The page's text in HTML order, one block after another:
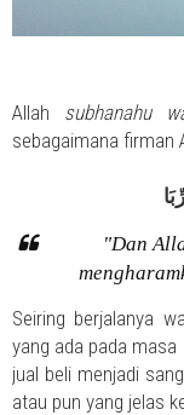
Allah subhanahu
sebagaimana firman
"Dan
Seiring berjalanya
yang ada pada masa
jual beli menjadi
atau pun yang jelas